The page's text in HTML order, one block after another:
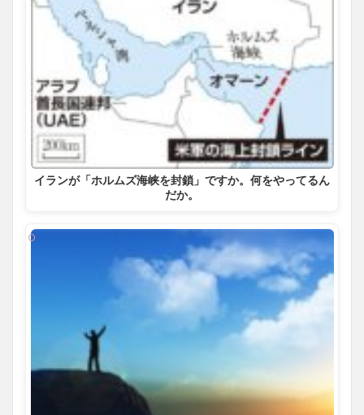
イランが「ホルムズ海峡を封鎖」ですか。何をやってるん
だか。